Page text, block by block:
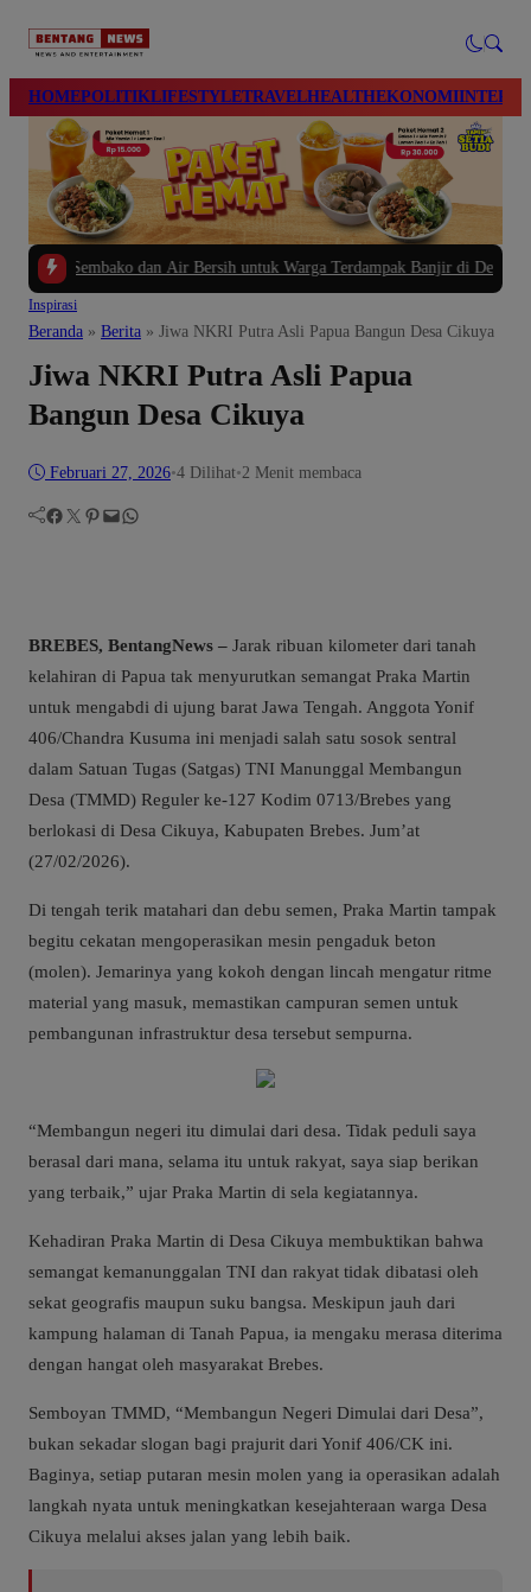
HOMEPOLITIKLIFESTYLETRAVELHEALTHEKONOMI
dan Air Bersih untuk Warga Terdampak Banjir di Desa Kalierang
Inspirasi
Beranda » Berita » Jiwa NKRI Putra Asli Papua Bangun Desa Cikuya
Jiwa NKRI Putra Asli Papua
Bangun Desa Cikuya
Februari 27, 2026•4 Dilihat•2 Menit membaca
Facebook Twitter Pinterest Mail WhatsApp
BREBES, BentangNews – Jarak ribuan kilometer dari tanah
kelahiran di Papua tak menyurutkan semangat Praka Martin
untuk mengabdi di ujung barat Jawa Tengah. Anggota Yonif
406/Chandra Kusuma ini menjadi salah satu sosok sentral
dalam Satuan Tugas (Satgas) TNI Manunggal Membangun
Desa (TMMD) Reguler ke-127 Kodim 0713/Brebes yang
berlokasi di Desa Cikuya, Kabupaten Brebes. Jum’at
(27/02/2026).
Di tengah terik matahari dan debu semen, Praka Martin tampak
begitu cekatan mengoperasikan mesin pengaduk beton
(molen). Jemarinya yang kokoh dengan lincah mengatur ritme
material yang masuk, memastikan campuran semen untuk
pembangunan infrastruktur desa tersebut sempurna.
“Membangun negeri itu dimulai dari desa. Tidak peduli saya
berasal dari mana, selama itu untuk rakyat, saya siap berikan
yang terbaik,” ujar Praka Martin di sela kegiatannya.
Kehadiran Praka Martin di Desa Cikuya membuktikan bahwa
semangat kemanunggalan TNI dan rakyat tidak dibatasi oleh
sekat geografis maupun suku bangsa. Meskipun jauh dari
kampung halaman di Tanah Papua, ia mengaku merasa diterima
dengan hangat oleh masyarakat Brebes.
Semboyan TMMD, “Membangun Negeri Dimulai dari Desa”,
bukan sekadar slogan bagi prajurit dari Yonif 406/CK ini.
Baginya, setiap putaran mesin molen yang ia operasikan adalah
langkah nyata untuk meningkatkan kesejahteraan warga Desa
Cikuya melalui akses jalan yang lebih baik.